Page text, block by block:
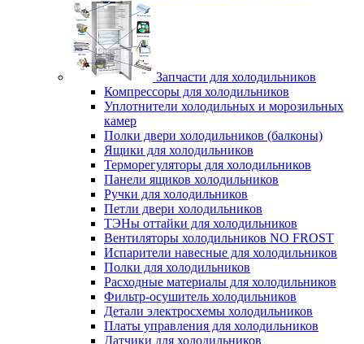
Запчасти для холодильников
Компрессоры для холодильников
Уплотнители холодильных и морозильных
камер
Полки двери холодильников (балконы)
Ящики для холодильников
Терморегуляторы для холодильников
Панели ящиков холодильников
Ручки для холодильников
Петли двери холодильников
ТЭНы оттайки для холодильников
Вентиляторы холодильников NO FROST
Испарители навесные для холодильников
Полки для холодильников
Расходные материалы для холодильников
Фильтр-осушитель холодильников
Детали электросхемы холодильников
Платы управления для холодильников
Датчики для холодильников